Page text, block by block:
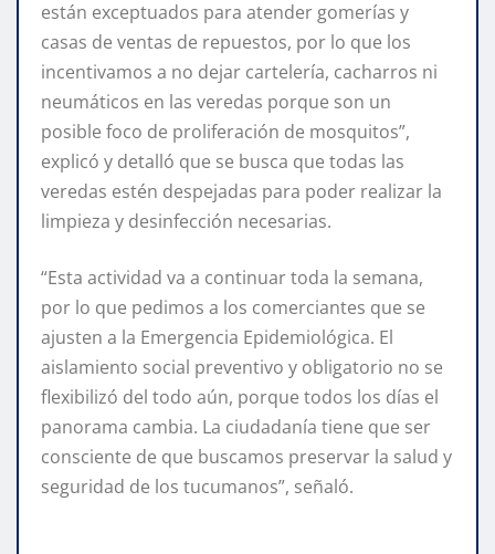
están exceptuados para atender gomerías y
casas de ventas de repuestos, por lo que los
incentivamos a no dejar cartelería, cacharros ni
neumáticos en las veredas porque son un
posible foco de proliferación de mosquitos”,
explicó y detalló que se busca que todas las
veredas estén despejadas para poder realizar la
limpieza y desinfección necesarias.
“Esta actividad va a continuar toda la semana,
por lo que pedimos a los comerciantes que se
ajusten a la Emergencia Epidemiológica. El
aislamiento social preventivo y obligatorio no se
flexibilizó del todo aún, porque todos los días el
panorama cambia. La ciudadanía tiene que ser
consciente de que buscamos preservar la salud y
seguridad de los tucumanos”, señaló.